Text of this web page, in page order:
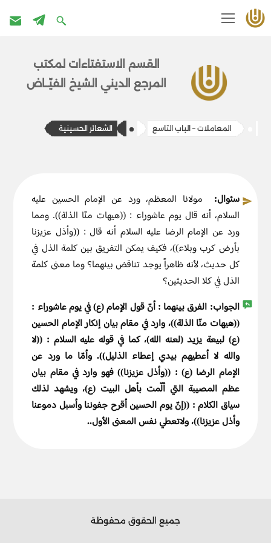
القسم الاستفتاءات ل​​مكتب
المرج​ع الديني الشيخ الفيّــاض
المعاملات – الباب التاسع الشعائر الحسينية
سئوال: مولانا المعظم، ورد عن الإمام الحسين عليه
السلام، أنه قال يوم عاشوراء : ((هيهات منّا الذلة)). ومما
ورد عن الإمام الرضا عليه السلام أنه قال : ((وأذل عزيزنا
بأرض كرب وبلاء))، فكيف يمكن التفريق بين كلمة الذل في
كل حديث، لأنه ظاهراً يوجد تناقض بينهما؟ وما معنى كلمة
الذل في كلا الحديثين؟
الجواب: الفرق بينهما : أنّ قول الإمام (ع) في يوم عاشوراء :
((هيهات منّا الذلة))، وارد في مقام بيان إنكار الإمام الحسين
(ع) لبيعة يزيد (لعنه الله)، كما في قوله عليه السلام : ((لا
والله لا أعطيهم بيدي إعطاء الذليل)). وأمّا ما ورد عن
الإمام الرضا (ع) : ((وأذل عزيزنا)) فهو وارد في مقام بيان
عظم المصيبة التي ألّمت بأهل البيت (ع)، ويشهد لذلك
سياق الكلام : ((إنّ يوم الحسين أقرح جفوننا وأسبل دموعنا
وأذل عزيزنا))، ولاتعطي نفس المعنى الأول..
جميع الحقوق محفوظة